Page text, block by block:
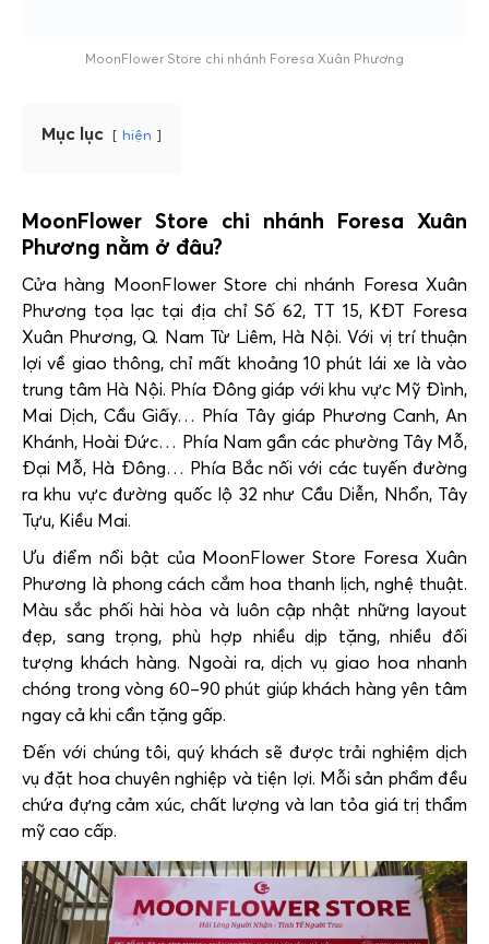
MoonFlower Store chi nhánh Foresa Xuân Phương
Mục lục hiện
MoonFlower Store chi nhánh Foresa Xuân
Phương nằm ở đâu?
Cửa hàng MoonFlower Store chi nhánh Foresa Xuân
Phương tọa lạc tại địa chỉ Số 62, TT 15, KĐT Foresa
Xuân Phương, Q. Nam Từ Liêm, Hà Nội. Với vị trí thuận
lợi về giao thông, chỉ mất khoảng 10 phút lái xe là vào
trung tâm Hà Nội. Phía Đông giáp với khu vực Mỹ Đình,
Mai Dịch, Cầu Giấy… Phía Tây giáp Phương Canh, An
Khánh, Hoài Đức… Phía Nam gần các phường Tây Mỗ,
Đại Mỗ, Hà Đông… Phía Bắc nối với các tuyến đường
ra khu vực đường quốc lộ 32 như Cầu Diễn, Nhổn, Tây
Tựu, Kiều Mai.
Ưu điểm nổi bật của MoonFlower Store Foresa Xuân
Phương là phong cách cắm hoa thanh lịch, nghệ thuật.
Màu sắc phối hài hòa và luôn cập nhật những layout
đẹp, sang trọng, phù hợp nhiều dịp tặng, nhiều đối
tượng khách hàng. Ngoài ra, dịch vụ giao hoa nhanh
chóng trong vòng 60–90 phút giúp khách hàng yên tâm
ngay cả khi cần tặng gấp.
Đến với chúng tôi, quý khách sẽ được trải nghiệm dịch
vụ đặt hoa chuyên nghiệp và tiện lợi. Mỗi sản phẩm đều
chứa đựng cảm xúc, chất lượng và lan tỏa giá trị thẩm
mỹ cao cấp.